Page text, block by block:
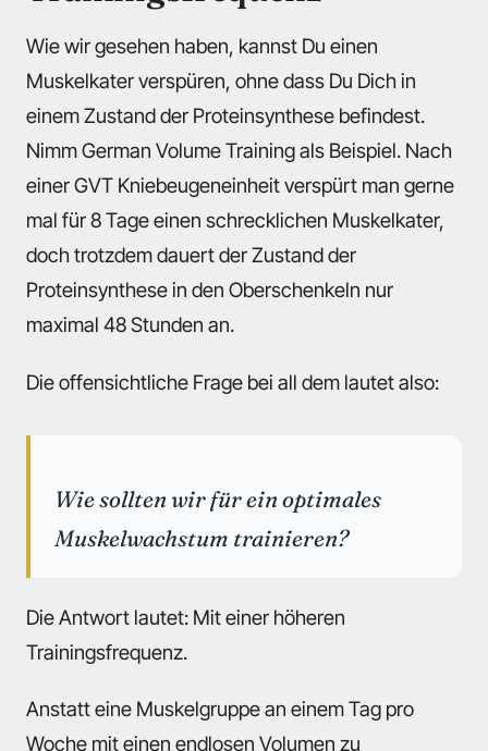
Wie wir gesehen haben, kannst Du einen
Muskelkater verspüren, ohne dass Du Dich in
einem Zustand der Proteinsynthese befindest.
Nimm German Volume Training als Beispiel. Nach
einer GVT Kniebeugeneinheit verspürt man gerne
mal für 8 Tage einen schrecklichen Muskelkater,
doch trotzdem dauert der Zustand der
Proteinsynthese in den Oberschenkeln nur
maximal 48 Stunden an.
Die offensichtliche Frage bei all dem lautet also:
Wie sollten wir für ein optimales
Muskelwachstum trainieren?
Die Antwort lautet: Mit einer höheren
Trainingsfrequenz.
Anstatt eine Muskelgruppe an einem Tag pro
Woche mit einen endlosen Volumen zu